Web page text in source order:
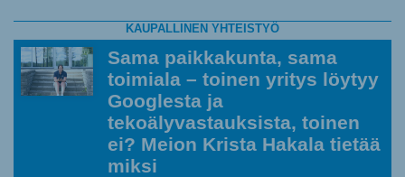
KAUPALLINEN YHTEISTYÖ
Sama paikkakunta, sama
toimiala – toinen yritys löytyy
Googlesta ja
tekoälyvastauksista, toinen
ei? Meion Krista Hakala tietää
miksi